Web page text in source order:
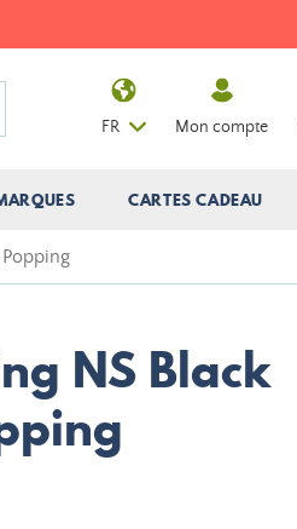
CARTES CADEAU
FR Mon compte
NS Black